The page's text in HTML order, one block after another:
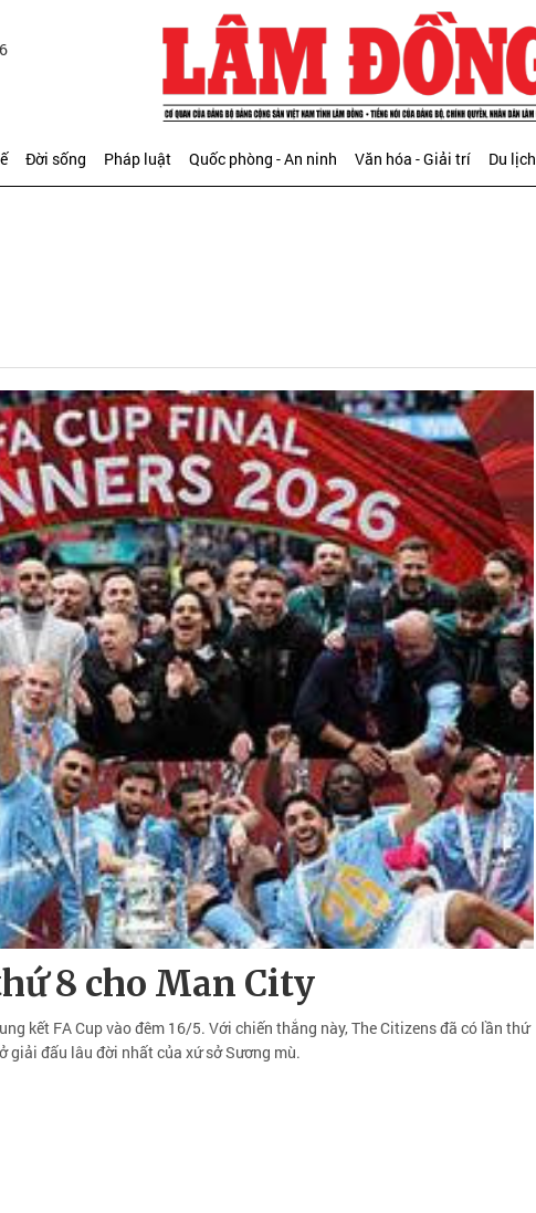
Đời sống Pháp luật Quốc phòng - An ninh Văn hóa - Giải trí Du lịch
8 cho Man City
kết FA Cup vào đêm 16/5. Với chiến thắng này, The Citizens đã có lần thứ
giải đấu lâu đời nhất của xứ sở Sương mù.